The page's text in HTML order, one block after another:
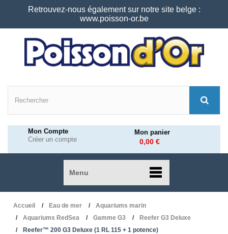
Retrouvez-nous également sur notre site belge :
www.poisson-or.be
Mon Compte
Créer un compte
Mon panier
0,00 €
Menu
Accueil Eau de mer
Aquariums marin
Aquariums RedSea
Gamme G3
Reefer G3 Deluxe
Reefer™ 200 G3 Deluxe (1 RL 115 + 1 potence)